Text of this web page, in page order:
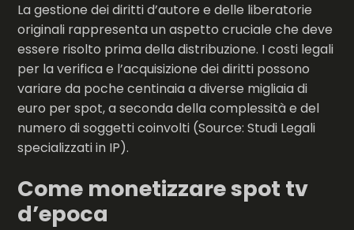
La gestione dei diritti d’autore e delle liberatorie
originali rappresenta un aspetto cruciale che deve
essere risolto prima della distribuzione. I costi legali
per la verifica e l’acquisizione dei diritti possono
variare da poche centinaia a diverse migliaia di
euro per spot, a seconda della complessità e del
numero di soggetti coinvolti (Source: Studi Legali
specializzati in IP).
Come monetizzare spot tv
d’epoca